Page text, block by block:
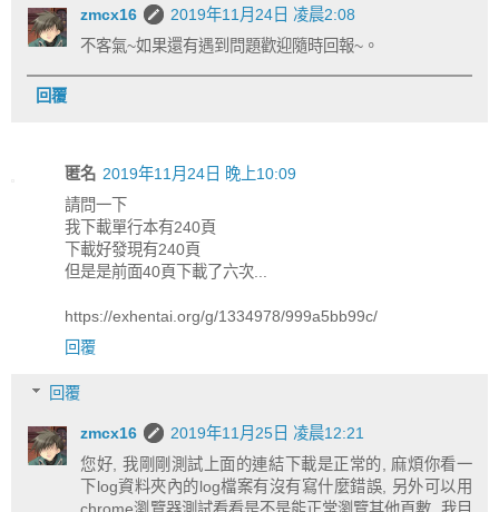
zmcx16
2019年11月24日 凌晨2:08
不客氣~如果還有遇到問題歡迎隨時回報~。
回覆
匿名 2019年11月24日 晚上10:09
請問一下
我下載單行本有240頁
下載好發現有240頁
但是是前面40頁下載了六次...
https://exhentai.org/g/1334978/999a5bb99c/
回覆
回覆
zmcx16
2019年11月25日 凌晨12:21
您好, 我剛剛測試上面的連結下載是正常的, 麻煩你看一
下log資料夾內的log檔案有沒有寫什麼錯誤, 另外可以用